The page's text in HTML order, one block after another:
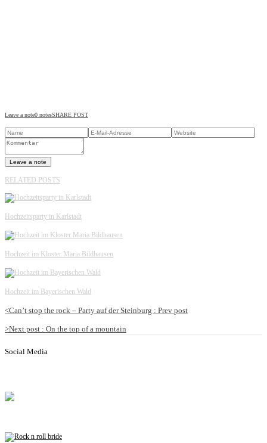
Leave a note0 notesSHARE POST
Leave a note
RELATED POSTS
Hochzeitsparty in Karlstadt
Hochzeit im Kloster Maria Bildhausen
Hochzeit im Bayerischen Wald
<Can’t stop the rock – Party auf der Steinburg : Prev post
>Next post : On the top of a mountain
Social Media